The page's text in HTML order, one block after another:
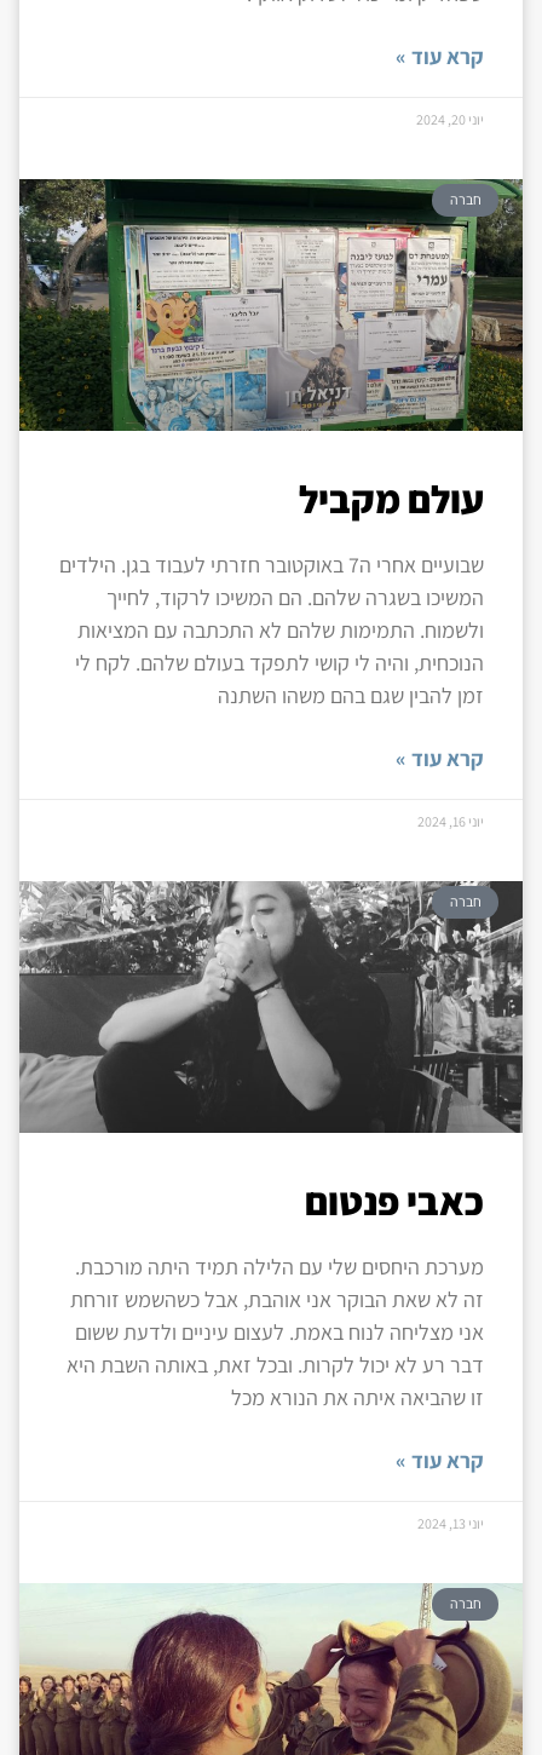
קרא עוד »
יוני 20, 2024
חברה
עולם מקביל
שבועיים אחרי ה7 באוקטובר חזרתי לעבוד בגן. הילדים
המשיכו בשגרה שלהם. הם המשיכו לרקוד, לחייך
ולשמוח. התמימות שלהם לא התכתבה עם המציאות
הנוכחית, והיה לי קושי לתפקד בעולם שלהם. לקח לי
זמן להבין שגם בהם משהו השתנה
קרא עוד »
יוני 16, 2024
חברה
כאבי פנטום
מערכת היחסים שלי עם הלילה תמיד היתה מורכבת.
זה לא שאת הבוקר אני אוהבת, אבל כשהשמש זורחת
אני מצליחה לנוח באמת. לעצום עיניים ולדעת ששום
דבר רע לא יכול לקרות. ובכל זאת, באותה השבת היא
זו שהביאה איתה את הנורא מכל
קרא עוד »
יוני 13, 2024
חברה